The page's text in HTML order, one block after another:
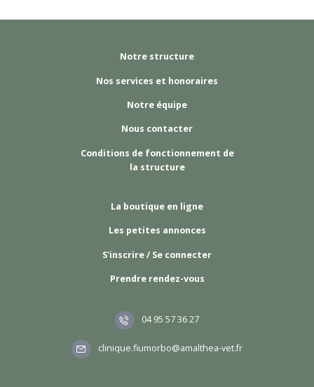
Notre structure
Nos services et honoraires
Notre équipe
Nous contacter
Conditions de fonctionnement de
la structure
La boutique en ligne
Les petites annonces
S'inscrire / Se connecter
Prendre rendez-vous
04 95 57 36 27
clinique.fiumorbo@amalthea-vet.fr